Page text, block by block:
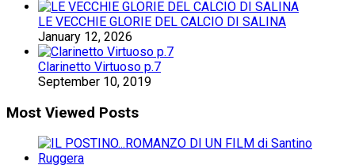
LE VECCHIE GLORIE DEL CALCIO DI SALINA
January 12, 2026
Clarinetto Virtuoso p.7
September 10, 2019
Most Viewed Posts